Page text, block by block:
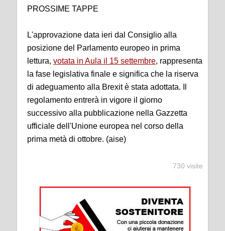
PROSSIME TAPPE
L'approvazione data ieri dal Consiglio alla
posizione del Parlamento europeo in prima
lettura, votata in Aula il 15 settembre, rappresenta
la fase legislativa finale e significa che la riserva
di adeguamento alla Brexit è stata adottata. Il
regolamento entrerà in vigore il giorno
successivo alla pubblicazione nella Gazzetta
ufficiale dell'Unione europea nel corso della
prima metà di ottobre. (aise)
730 visite